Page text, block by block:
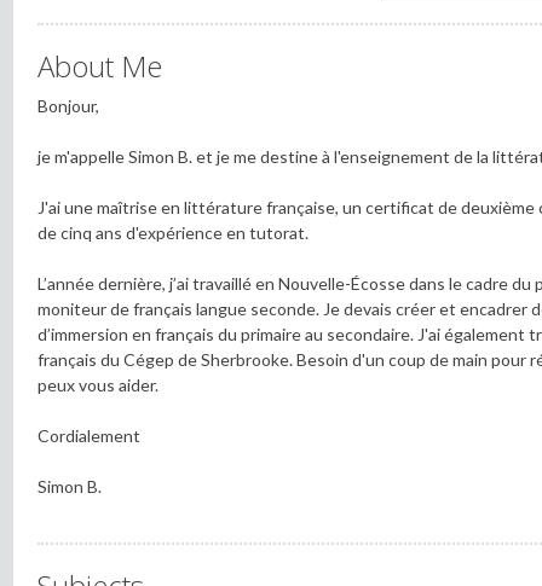
About Me
Bonjour,
je m'appelle Simon B. et je me destine à l'enseignement de la
J'ai une maîtrise en littérature française, un certificat de deuxième
de cinq ans d'expérience en tutorat.
L’année dernière, j’ai travaillé en Nouvelle-Écosse dans le cadre
moniteur de français langue seconde. Je devais créer et encadrer
d’immersion en français du primaire au secondaire. J'ai également
français du Cégep de Sherbrooke. Besoin d'un coup de main pour
peux vous aider.
Cordialement
Simon B.